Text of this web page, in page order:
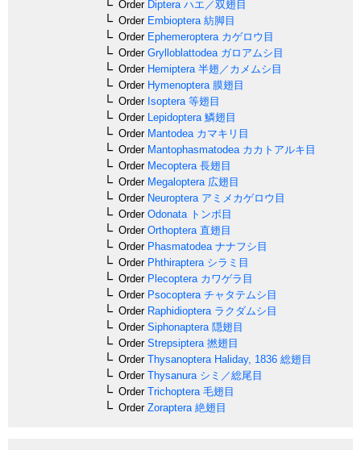
OrderDiptera ハエ／双翅目
OrderEmbioptera 紡脚目
OrderEphemeroptera カゲロウ目
OrderGrylloblattodea ガロアムシ目
OrderHemiptera 半翅／カメムシ目
OrderHymenoptera 膜翅目
OrderIsoptera 等翅目
OrderLepidoptera 鱗翅目
OrderMantodea カマキリ目
OrderMantophasmatodea カカトアルキ目
OrderMecoptera 長翅目
OrderMegaloptera 広翅目
OrderNeuroptera アミメカゲロウ目
OrderOdonata トンボ目
OrderOrthoptera 直翅目
OrderPhasmatodea ナナフシ目
OrderPhthiraptera シラミ目
OrderPlecoptera カワゲラ目
OrderPsocoptera チャタテムシ目
OrderRaphidioptera ラクダムシ目
OrderSiphonaptera 隠翅目
OrderStrepsiptera 撚翅目
OrderThysanoptera Haliday, 1836 総翅目
OrderThysanura シミ／総尾目
OrderTrichoptera 毛翅目
OrderZoraptera 絶翅目